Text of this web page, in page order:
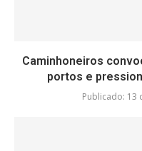
Caminhoneiros
portos e
Publicado: 13